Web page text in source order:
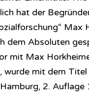
hat der
Max
dem Absoluten
mit Max
mit dem Titel
Hamburg, 2.